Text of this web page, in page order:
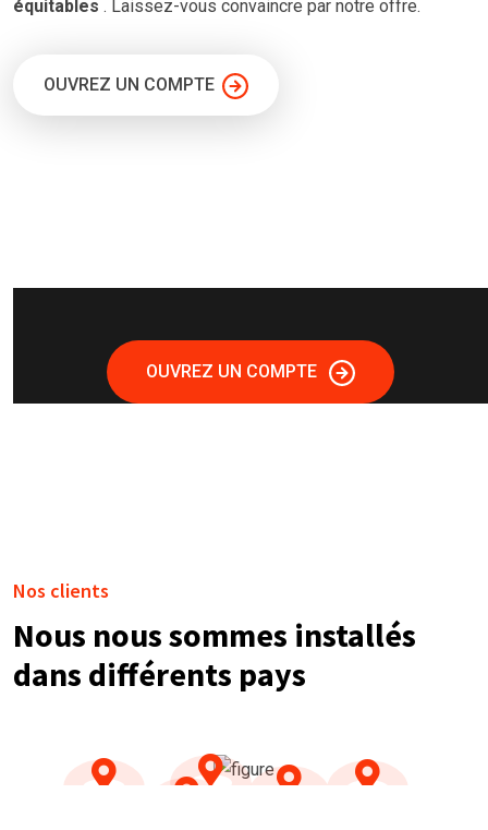
équitables . Laissez-vous convaincre par notre offre.
OUVREZ UN COMPTE
OUVREZ UN COMPTE
Nos clients
Nous nous sommes installés
dans différents pays